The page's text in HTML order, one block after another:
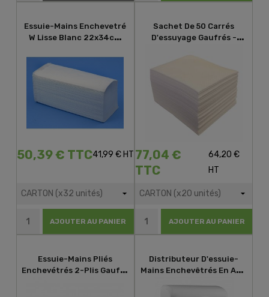
Essuie-Mains Enchevetré
W Lisse Blanc 22x34cm
50,39 € TTC41,99 € HT
AJOUTER AU PANIER
Sachet De 50 Carrés
D'essuyage Gaufrés -
77,04 €
TTC
64,20 €
HT
AJOUTER AU PANIER
Essuie-Mains Pliés
Enchevétrés 2-Plis Gaufré
Distributeur D'essuie-
Mains Enchevêtrés En ABS